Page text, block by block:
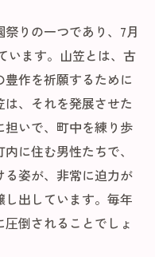
りの一つであり、7月
います。山笠とは、古
作を祈願するために
、それを発展させた
担いで、町中を練り歩
に住む男性たちで、
姿が、非常に迫力が
出しています。毎年
倒されることでしょ